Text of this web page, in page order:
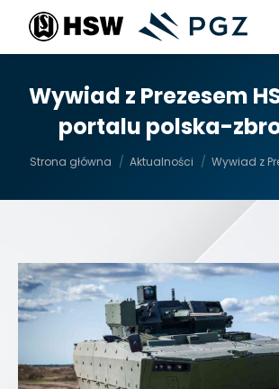
Wywiad z Prezesem
portalu polska-
Strona główna Aktualności Wywiad z